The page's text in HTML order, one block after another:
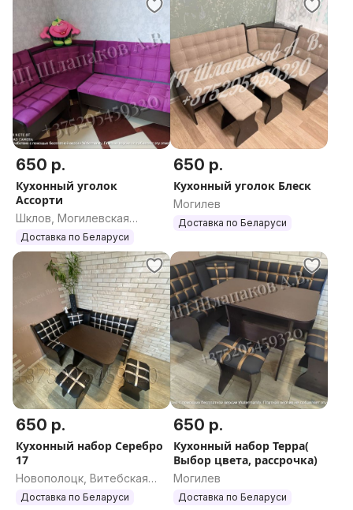
650 р.
Кухонный уголок
Ассорти
Шклов, Могилевская
область
Доставка по Беларуси
650 р.
Кухонный уголок Блеск
Могилев
Доставка по Беларуси
650 р.
Кухонный набор Серебро
17
Новополоцк, Витебская
область
Доставка по Беларуси
650 р.
Кухонный набор Терра(
Выбор цвета, рассрочка)
Могилев
Доставка по Беларуси